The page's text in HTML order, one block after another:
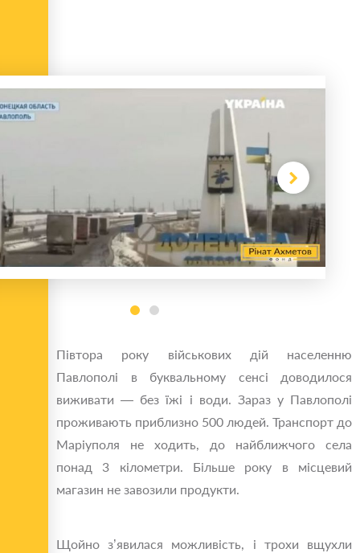
Півтора року військових дій населенню
Павлополі в буквальному сенсі доводилося
виживати — без їжі і води. Зараз у Павлополі
проживають приблизно 500 людей. Транспорт до
Маріуполя не ходить, до найближчого села
понад 3 кілометри. Більше року в місцевий
магазин не завозили продукти.
Щойно з’явилася можливість, і трохи вщухли